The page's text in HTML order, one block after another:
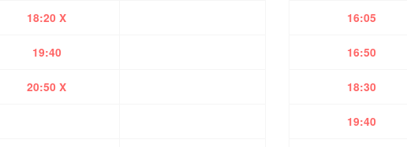
18:20 X
19:40
20:50 X
16:05
16:50
18:30
19:40